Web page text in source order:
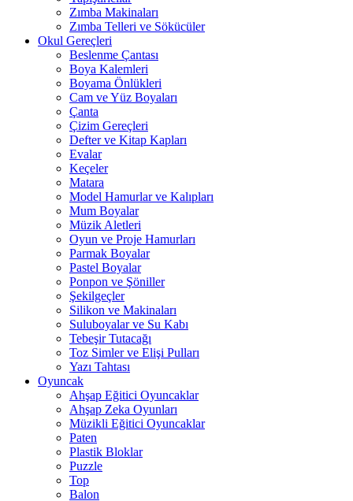
Zımba Makinaları
Zımba Telleri ve Sökücüler
Okul Gereçleri
Beslenme Çantası
Boya Kalemleri
Boyama Önlükleri
Cam ve Yüz Boyaları
Çanta
Çizim Gereçleri
Defter ve Kitap Kapları
Evalar
Keçeler
Matara
Model Hamurlar ve Kalıpları
Mum Boyalar
Müzik Aletleri
Oyun ve Proje Hamurları
Parmak Boyalar
Pastel Boyalar
Ponpon ve Şöniller
Şekilgeçler
Silikon ve Makinaları
Suluboyalar ve Su Kabı
Tebeşir Tutacağı
Toz Simler ve Elişi Pulları
Yazı Tahtası
Oyuncak
Ahşap Eğitici Oyuncaklar
Ahşap Zeka Oyunları
Müzikli Eğitici Oyuncaklar
Paten
Plastik Bloklar
Puzzle
Top
Balon